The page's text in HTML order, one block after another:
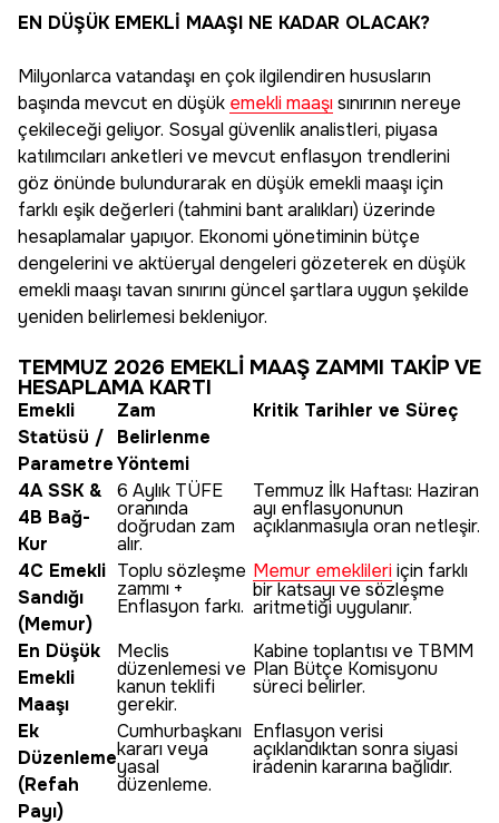
EN DÜŞÜK EMEKLİ MAAŞI NE KADAR OLACAK?
Milyonlarca vatandaşı en çok ilgilendiren hususların
başında mevcut en düşük emekli maaşısınırının nereye
çekileceği geliyor. Sosyal güvenlik analistleri, piyasa
katılımcıları anketleri ve mevcut enflasyon trendlerini
göz önünde bulundurarak en düşük emekli maaşı için
farklı eşik değerleri (tahmini bant aralıkları) üzerinde
hesaplamalar yapıyor. Ekonomi yönetiminin bütçe
dengelerini ve aktüeryal dengeleri gözeterek en düşük
emekli maaşı tavan sınırını güncel şartlara uygun şekilde
yeniden belirlemesi bekleniyor.
TEMMUZ 2026 EMEKLİ MAAŞ ZAMMI TAKİP VE
HESAPLAMA KARTI
Emekli
Statüsü /
Parametre
Zam
Belirlenme
Yöntemi
Kritik Tarihler ve Süreç
4A SSK &
4B Bağ-
Kur
6 Aylık TÜFE
oranında
doğrudan zam
alır.
Temmuz İlk Haftası: Haziran
ayı enflasyonunun
açıklanmasıyla oran netleşir.
4C Emekli
Sandığı
(Memur)
Toplu sözleşme
zammı +
Enflasyon farkı.
Memur emeklileriiçin farklı
bir katsayı ve sözleşme
aritmetiği uygulanır.
En Düşük
Emekli
Maaşı
Meclis
düzenlemesi ve
kanun teklifi
gerekir.
Kabine toplantısı ve TBMM
Plan Bütçe Komisyonu
süreci belirler.
Ek
Düzenleme
(Refah
Payı)
Cumhurbaşkanı
kararı veya
yasal
düzenleme.
Enflasyon verisi
açıklandıktan sonra siyasi
iradenin kararına bağlıdır.